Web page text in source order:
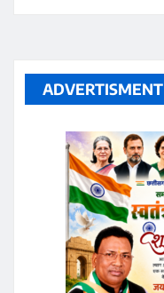
ADVERTISMENT